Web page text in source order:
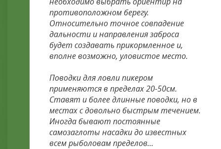
противоположном берегу.
Относительно точное совпадение
дальности и направления заброса
будет создавать прикормленное и,
вполне возможно, уловистое место.
Поводки для ловли пикером
применяются в пределах 20-50см.
Ставят и более длинные поводки, но в
местах с довольно быстрым течением.
Иногда бывают постоянные
самозаглоты насадки до известных
всем рыболовам пределов…